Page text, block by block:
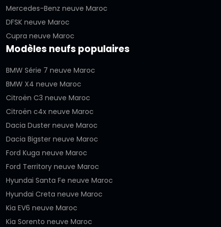
Mercedes-Benz neuve Maroc
DFSK neuve Maroc
Cupra neuve Maroc
Modèles neufs populaires
BMW Série 7 neuve Maroc
BMW X4 neuve Maroc
Citroën C3 neuve Maroc
Citroën c4x neuve Maroc
Dacia Duster neuve Maroc
Dacia Bigster neuve Maroc
Ford Kuga neuve Maroc
Ford Territory neuve Maroc
Hyundai Santa Fe neuve Maroc
Hyundai Creta neuve Maroc
Kia EV6 neuve Maroc
Kia Sorento neuve Maroc